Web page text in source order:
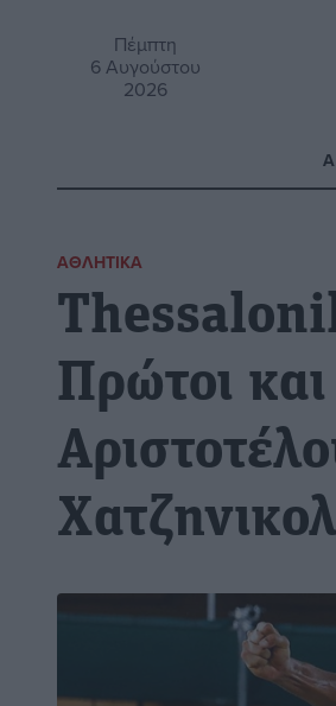
Πέμπτη
6 Αυγούστου
2026
ΑΘΛΗΤΙΚΆ
Πρώτοι